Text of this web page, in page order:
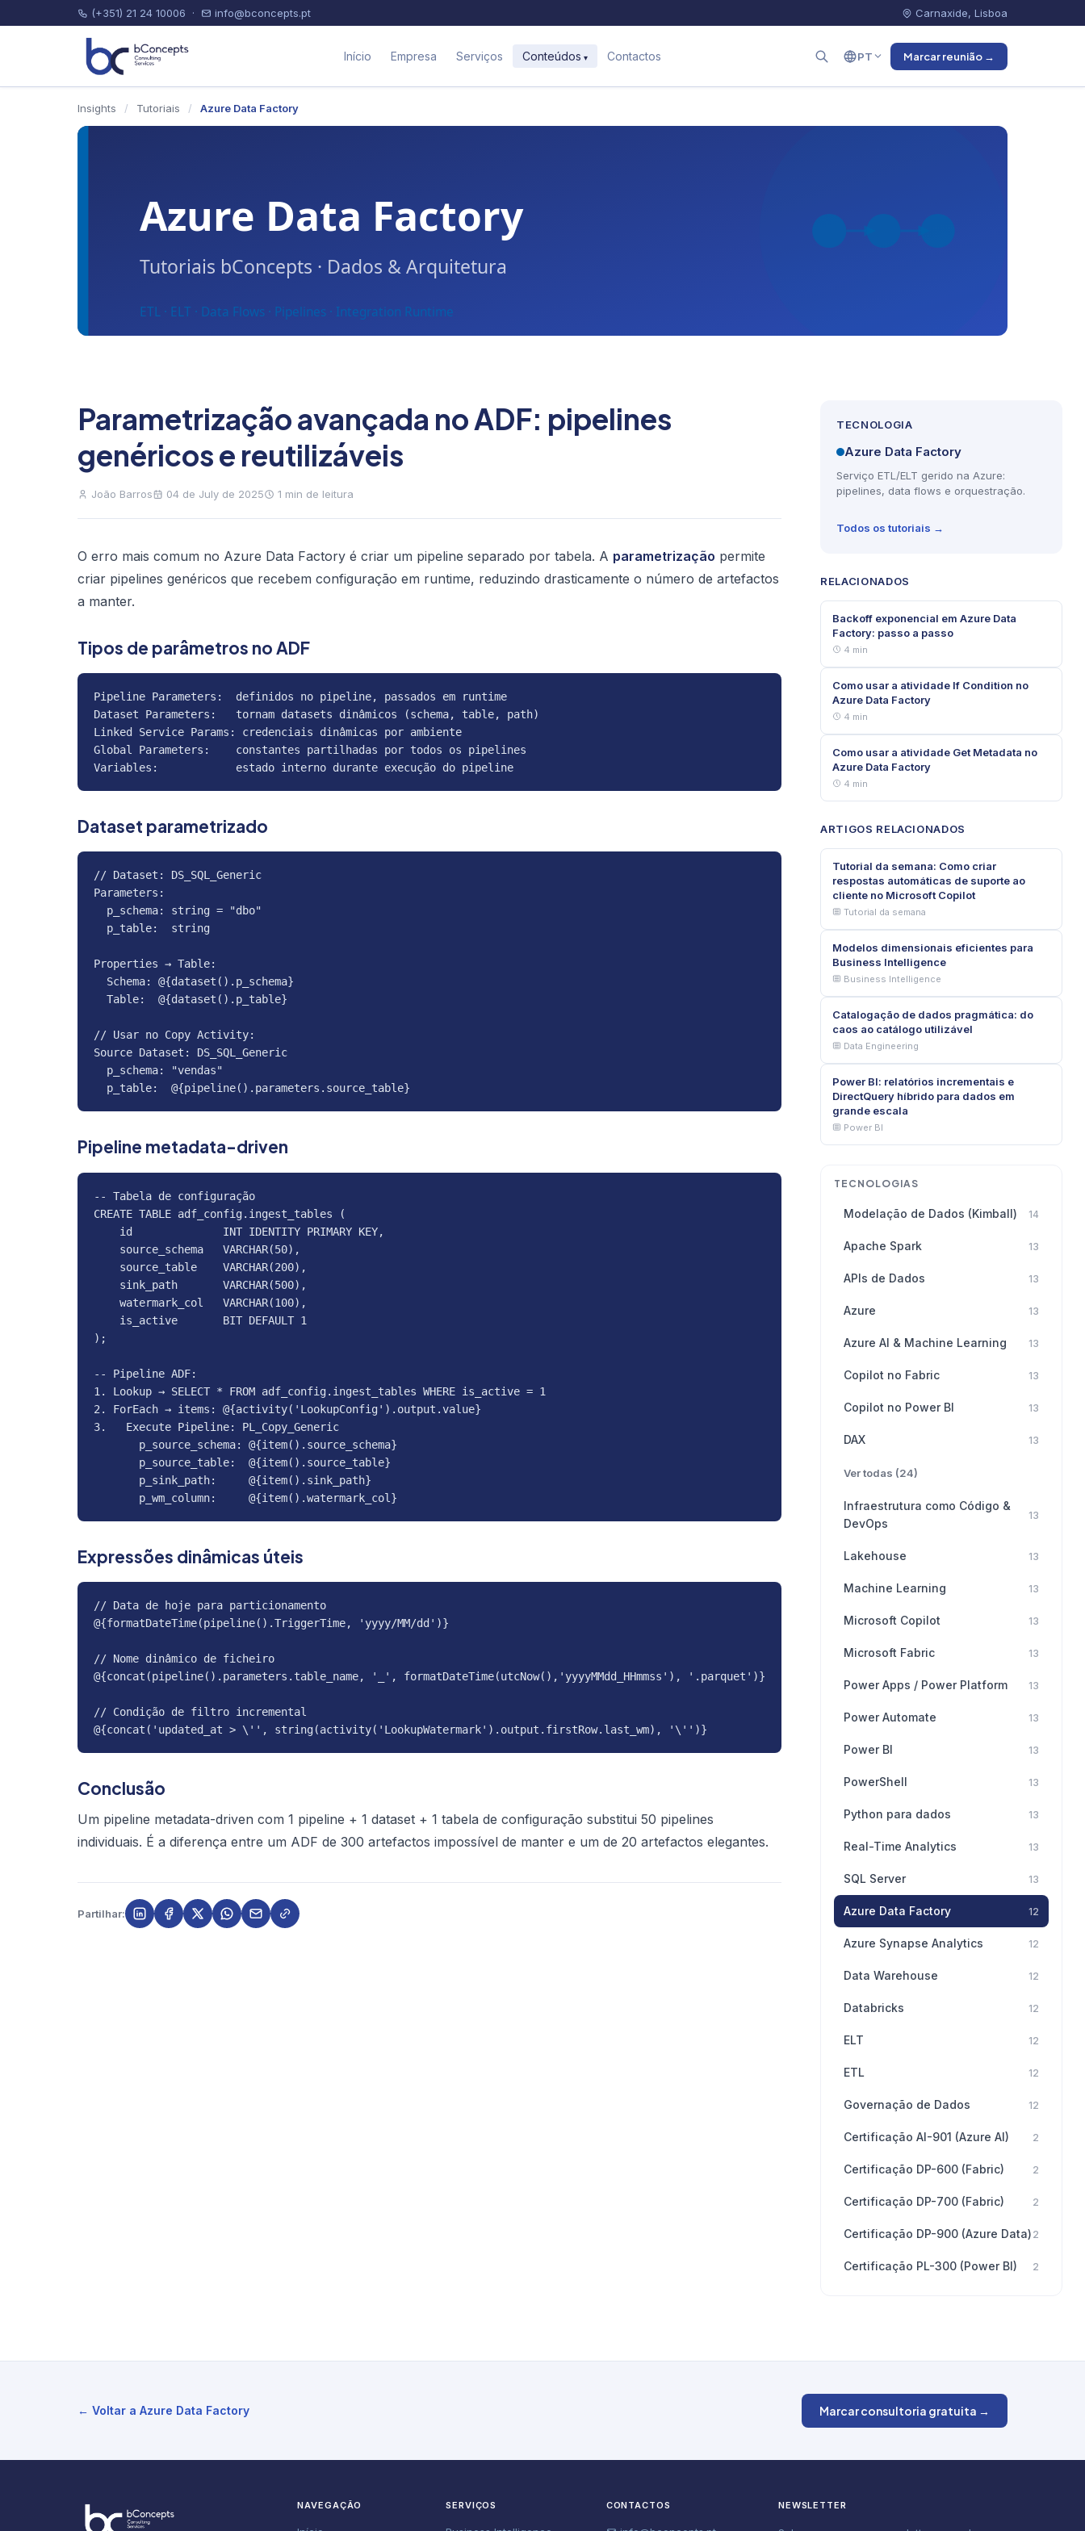
(+351) 21 24 10006 · info@bconcepts.pt Carnaxide, Lisboa
Início Empresa Serviços Conteúdos Contactos PT Marcar reunião →
Insights / Tutoriais / Azure Data Factory
Parametrização avançada no ADF: pipelines
genéricos e reutilizáveis
João Barros 04 de July de 2025 1 min de leitura
O erro mais comum no Azure Data Factory é criar um pipeline separado por tabela. A parametrização permite
criar pipelines genéricos que recebem configuração em runtime, reduzindo drasticamente o número de artefactos
a manter.
Tipos de parâmetros no ADF
Pipeline Parameters:  definidos no pipeline, passados em runtime
Dataset Parameters:   tornam datasets dinâmicos (schema, table, path)
Linked Service Params: credenciais dinâmicas por ambiente
Global Parameters:    constantes partilhadas por todos os pipelines
Variables:            estado interno durante execução do pipeline
Dataset parametrizado
// Dataset: DS_SQL_Generic
Parameters:
  p_schema: string = "dbo"
  p_table:  string
Properties → Table:
  Schema: @{dataset().p_schema}
  Table:  @{dataset().p_table}
// Usar no Copy Activity:
Source Dataset: DS_SQL_Generic
  p_schema: "vendas"
  p_table:  @{pipeline().parameters.source_table}
Pipeline metadata-driven
-- Tabela de configuração
CREATE TABLE adf_config.ingest_tables (
    id              INT IDENTITY PRIMARY KEY,
    source_schema   VARCHAR(50),
    source_table    VARCHAR(200),
    sink_path       VARCHAR(500),
    watermark_col   VARCHAR(100),
    is_active       BIT DEFAULT 1
);
-- Pipeline ADF:
1. Lookup → SELECT * FROM adf_config.ingest_tables WHERE is_active = 1
2. ForEach → items: @{activity('LookupConfig').output.value}
3.   Execute Pipeline: PL_Copy_Generic
       p_source_schema: @{item().source_schema}
       p_source_table:  @{item().source_table}
       p_sink_path:     @{item().sink_path}
       p_wm_column:     @{item().watermark_col}
Expressões dinâmicas úteis
// Data de hoje para particionamento
@{formatDateTime(pipeline().TriggerTime, 'yyyy/MM/dd')}
// Nome dinâmico de ficheiro
@{concat(pipeline().parameters.table_name, '_', formatDateTime(utcNow(),'yyyyMMdd_HHmmss'), '.parquet')}
// Condição de filtro incremental
@{concat('updated_at > \'', string(activity('LookupWatermark').output.firstRow.last_wm), '\'')}
Conclusão
Um pipeline metadata-driven com 1 pipeline + 1 dataset + 1 tabela de configuração substitui 50 pipelines
individuais. É a diferença entre um ADF de 300 artefactos impossível de manter e um de 20 artefactos elegantes.
Partilhar:
TECNOLOGIA
Azure Data Factory
Serviço ETL/ELT gerido na Azure:
pipelines, data flows e orquestração.
Todos os tutoriais →
RELACIONADOS
Backoff exponencial em Azure Data
Factory: passo a passo
4 min
Como usar a atividade If Condition no
Azure Data Factory
4 min
Como usar a atividade Get Metadata no
Azure Data Factory
4 min
ARTIGOS RELACIONADOS
Tutorial da semana: Como criar
respostas automáticas de suporte ao
cliente no Microsoft Copilot
Tutorial da semana
Modelos dimensionais eficientes para
Business Intelligence
Business Intelligence
Catalogação de dados pragmática: do
caos ao catálogo utilizável
Data Engineering
Power BI: relatórios incrementais e
DirectQuery híbrido para dados em
grande escala
Power BI
TECNOLOGIAS
Modelação de Dados (Kimball) 14
Apache Spark 13
APIs de Dados 13
Azure 13
Azure AI & Machine Learning 13
Copilot no Fabric 13
Copilot no Power BI 13
DAX 13
Ver todas (24)
Infraestrutura como Código &
DevOps
13
Lakehouse 13
Machine Learning 13
Microsoft Copilot 13
Microsoft Fabric 13
Power Apps / Power Platform 13
Power Automate 13
Power BI 13
PowerShell 13
Python para dados 13
Real-Time Analytics 13
SQL Server 13
Azure Data Factory 12
Azure Synapse Analytics 12
Data Warehouse 12
Databricks 12
ELT 12
ETL 12
Governação de Dados 12
Certificação AI-901 (Azure AI) 2
Certificação DP-600 (Fabric) 2
Certificação DP-700 (Fabric) 2
Certificação DP-900 (Azure Data) 2
Certificação PL-300 (Power BI) 2
← Voltar a Azure Data Factory Marcar consultoria gratuita →
NAVEGAÇÃO SERVIÇOS CONTACTOS NEWSLETTER